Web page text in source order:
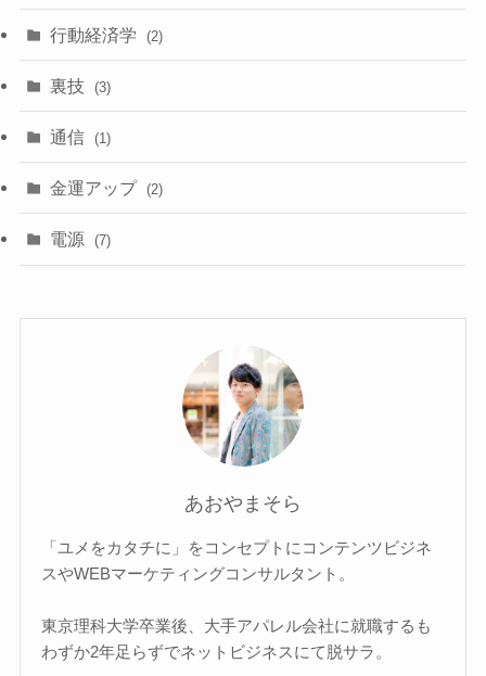
行動経済学 (2)
裏技 (3)
通信 (1)
金運アップ (2)
電源 (7)
あおやまそら
「ユメをカタチに」をコンセプトにコンテンツビジネ
スやWEBマーケティングコンサルタント。
東京理科大学卒業後、大手アパレル会社に就職するも
わずか2年足らずでネットビジネスにて脱サラ。